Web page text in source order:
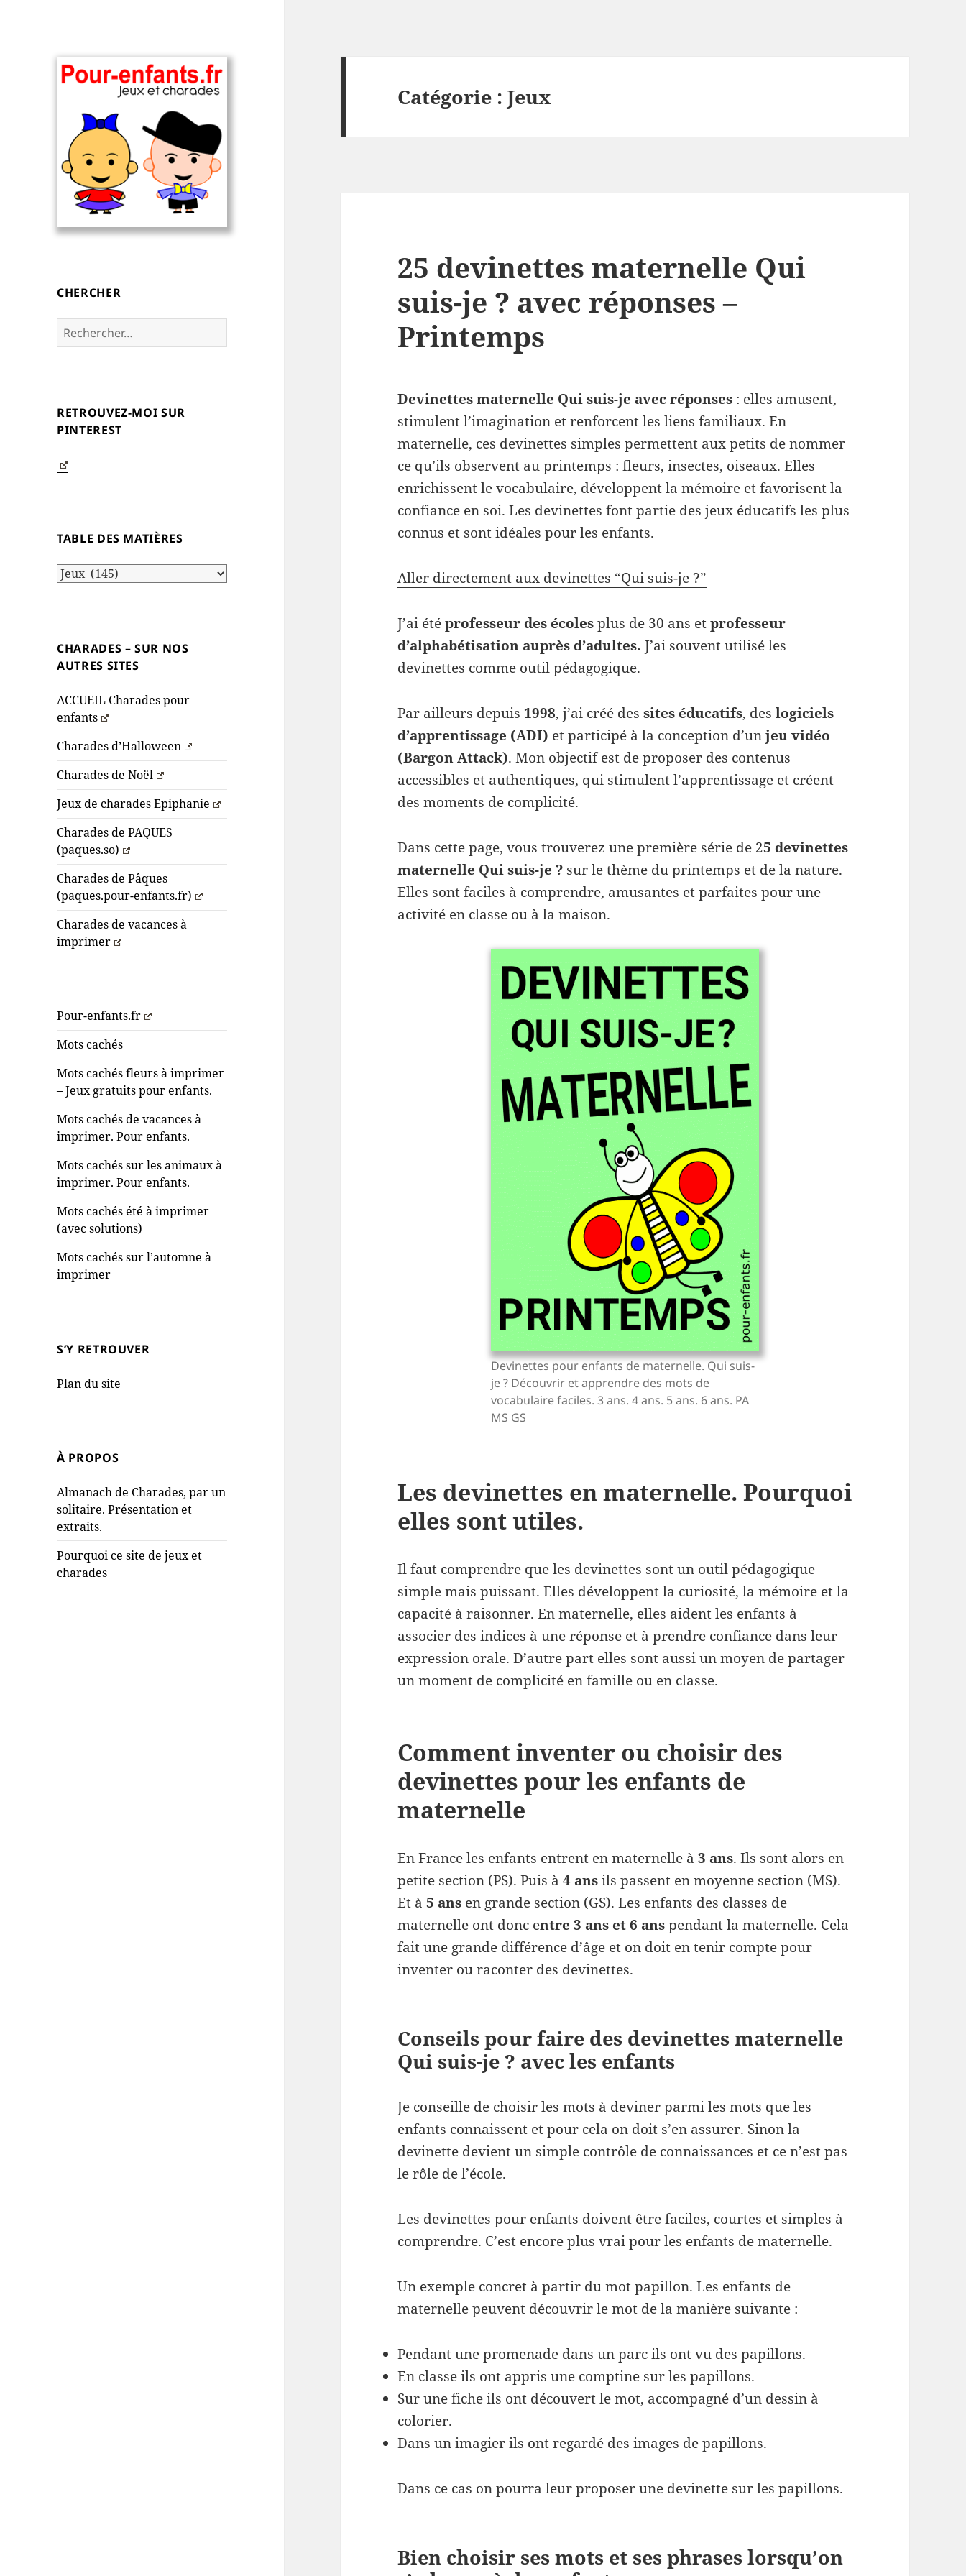
devinettes, pour
enfants.
CHERCHER
Rechercher :
RETROUVEZ-MOI SUR
PINTEREST
TABLE DES MATIÈRES
Table
CHARADES – SUR NOS
AUTRES SITES
ACCUEIL Charades pour
enfants
Charades d’Halloween
Charades de Noël
Jeux de charades Epiphanie
Charades de PAQUES
(paques.so)
Charades de Pâques
(paques.pour-enfants.fr)
Charades de vacances à
imprimer
Pour-enfants.fr
Mots cachés
Mots cachés fleurs à imprimer
– Jeux gratuits pour enfants.
Mots cachés de vacances à
imprimer. Pour enfants.
Mots cachés sur les animaux à
imprimer. Pour enfants.
Mots cachés été à imprimer
(avec solutions)
Mots cachés sur l’automne à
imprimer
S’Y RETROUVER
Plan du site
À PROPOS
Almanach de Charades, par un
solitaire. Présentation et
extraits.
Pourquoi ce site de jeux et
charades
Catégorie :Jeux
25 devinettes maternelle Qui
suis-je ? avec réponses –
Printemps
Devinettes maternelle Qui suis-je avec réponses : elles amusent,
stimulent l’imagination et renforcent les liens familiaux. En
maternelle, ces devinettes simples permettent aux petits de nommer
ce qu’ils observent au printemps : fleurs, insectes, oiseaux. Elles
enrichissent le vocabulaire, développent la mémoire et favorisent la
confiance en soi. Les devinettes font partie des jeux éducatifs les plus
connus et sont idéales pour les enfants.
Aller directement aux devinettes “Qui suis-je ?”
J’ai étéprofesseur des écolesplus de 30 ans etprofesseur
d’alphabétisation auprès d’adultes. J’ai souvent utilisé les
devinettes comme outil pédagogique.
Par ailleurs depuis 1998, j’ai créé dessites éducatifs, deslogiciels
d’apprentissage (ADI) et participé à la conception d’unjeu vidéo
(Bargon Attack). Mon objectif est de proposer des contenus
accessibles et authentiques, qui stimulent l’apprentissage et créent
des moments de complicité.
Dans cette page, vous trouverez une première série de 25 devinettes
maternelle Qui suis-je ? sur le thème du printemps et de la nature.
Elles sont faciles à comprendre, amusantes et parfaites pour une
activité en classe ou à la maison.
Devinettes pour enfants de maternelle. Qui suis-
je ? Découvrir et apprendre des mots de
vocabulaire faciles. 3 ans. 4 ans. 5 ans. 6 ans. PA
MS GS
Les devinettes en maternelle. Pourquoi
elles sont utiles.
Il faut comprendre que les devinettes sont un outil pédagogique
simple mais puissant. Elles développent la curiosité, la mémoire et la
capacité à raisonner. En maternelle, elles aident les enfants à
associer des indices à une réponse et à prendre confiance dans leur
expression orale. D’autre part elles sont aussi un moyen de partager
un moment de complicité en famille ou en classe.
Comment inventer ou choisir des
devinettes pour les enfants de
maternelle
En France les enfants entrent en maternelle à3 ans. Ils sont alors en
petite section (PS). Puis à4 ansils passent en moyenne section (MS).
Et à5 ans en grande section (GS). Les enfants des classes de
maternelle ont donc entre 3 ans et 6 anspendant la maternelle. Cela
fait une grande différence d’âge et on doit en tenir compte pour
inventer ou raconter des devinettes.
Conseils pour faire des devinettes maternelle
Qui suis-je ? avec les enfants
Je conseille de choisir les mots à deviner parmi les mots que les
enfants connaissent et pour cela on doit s’en assurer. Sinon la
devinette devient un simple contrôle de connaissances et ce n’est pas
le rôle de l’école.
Les devinettes pour enfants doivent être faciles, courtes et simples à
comprendre. C’est encore plus vrai pour les enfants de maternelle.
Un exemple concret à partir du mot papillon. Les enfants de
maternelle peuvent découvrir le mot de la manière suivante :
Pendant une promenade dans un parc ils ont vu des papillons.
En classe ils ont appris une comptine sur les papillons.
Sur une fiche ils ont découvert le mot, accompagné d’un dessin à
colorier.
Dans un imagier ils ont regardé des images de papillons.
Dans ce cas on pourra leur proposer une devinette sur les papillons.
Bien choisir ses mots et ses phrases lorsqu’on